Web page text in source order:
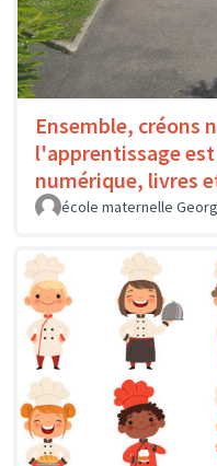
Ensemble, créons
l'apprentissage
numérique, livres
école maternelle